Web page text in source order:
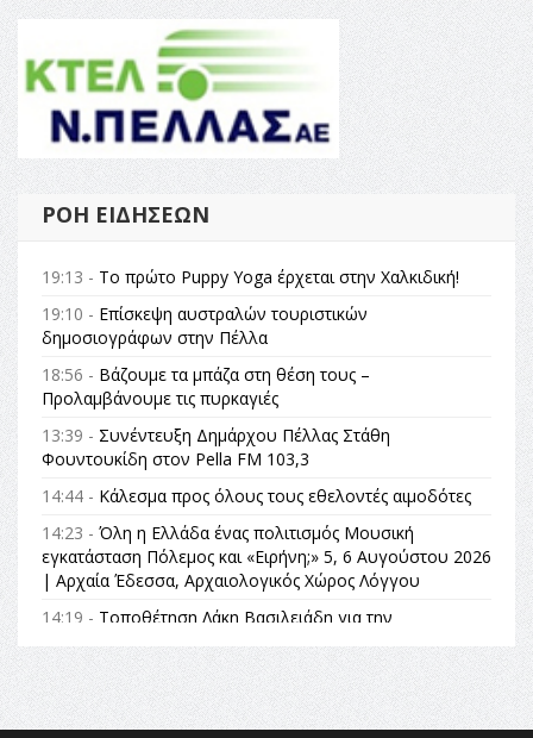
ΡΟΉ ΕΙΔΉΣΕΩΝ
19:13 - Το πρώτο Puppy Yoga έρχεται στην Χαλκιδική!
19:10 - Επίσκεψη αυστραλών τουριστικών
δημοσιογράφων στην Πέλλα
18:56 - Βάζουμε τα μπάζα στη θέση τους –
Προλαμβάνουμε τις πυρκαγιές
13:39 - Συνέντευξη Δημάρχου Πέλλας Στάθη
Φουντουκίδη στον Pella FM 103,3
14:44 - Κάλεσμα προς όλους τους εθελοντές αιμοδότες
14:23 - Όλη η Ελλάδα ένας πολιτισμός Μουσική
εγκατάσταση Πόλεμος και «Ειρήνη;» 5, 6 Αυγούστου 2026
| Αρχαία Έδεσσα, Αρχαιολογικός Χώρος Λόγγου
14:19 - Τοποθέτηση Λάκη Βασιλειάδη για την
θεσμικές διαδικασίες υπάρχει μόνο η ευθύνη απέναντι
στις επόμενες γενιές»
16:35 -Το πρόγραμμα του ΠΑΟΚ στον δεύτερο γύρο του